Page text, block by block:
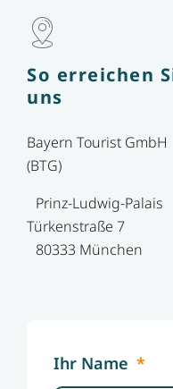
Ihr Name
So erreichen
uns
Bayern Tourist GmbH
(BTG)
Prinz-Ludwig-Palais
Türkenstraße 7
80333 München